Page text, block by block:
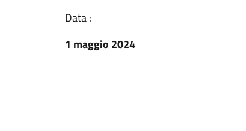
Data :
1 maggio 2024